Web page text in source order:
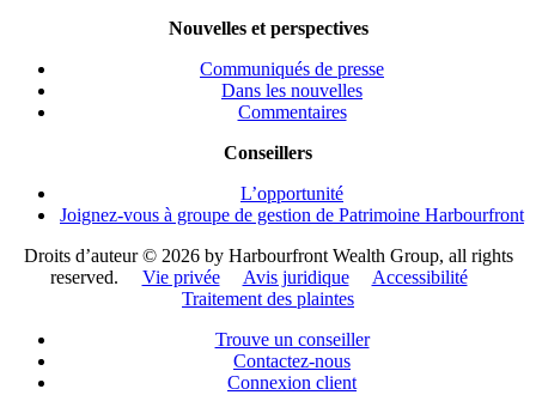
Nouvelles et perspectives
Communiqués de presse
Dans les nouvelles
Commentaires
Conseillers
L’opportunité
Joignez-vous à groupe de gestion de Patrimoine Harbourfront
Droits d’auteur © 2026 by Harbourfront Wealth Group, all rights
reserved. Vie privée Avis juridique
Accessibilité
Traitement des plaintes
Trouve un conseiller
Contactez-nous
Connexion client